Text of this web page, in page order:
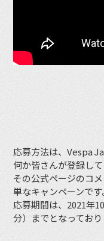
応募方法は、Vespa
何か皆さんが登録し
その公式ページのコ
単なキャンペーンです
応募期間は、2021年
分）までとなっており